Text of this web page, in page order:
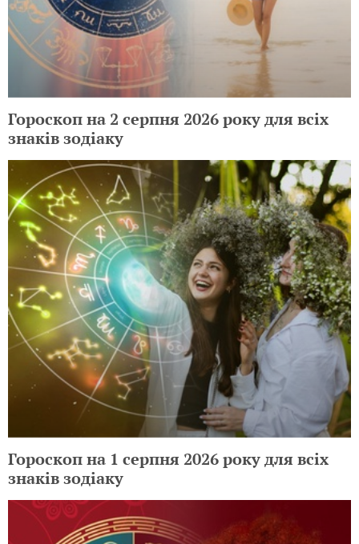
Гороскоп на 2 серпня 2026 року для всіх
знаків зодіаку
Гороскоп на 1 серпня 2026 року для всіх
знаків зодіаку